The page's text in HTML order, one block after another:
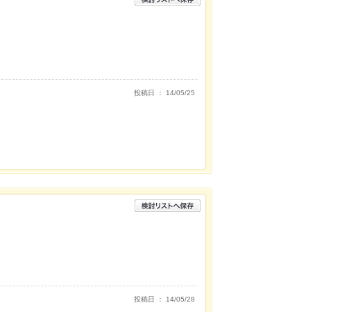
投稿日 ： 14/05/25
投稿日 ： 14/05/28